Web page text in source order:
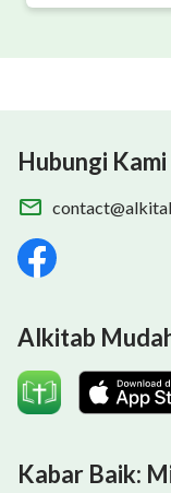
Hubungi Kami
Alkitab
Kabar Baik: